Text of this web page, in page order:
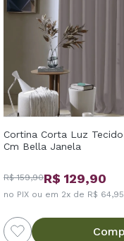
Cortina Corta Luz
Cm Bella Janela
R$ 159,90R$ 129,90
no PIX ou em 2x de R$